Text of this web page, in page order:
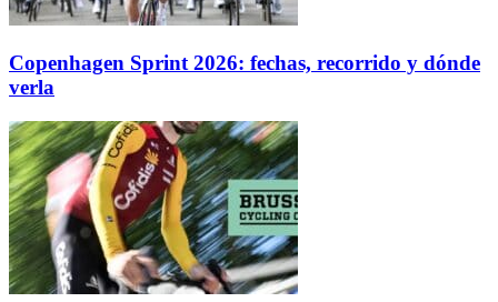
Copenhagen Sprint 2026: fechas, recorrido y dónde
verla